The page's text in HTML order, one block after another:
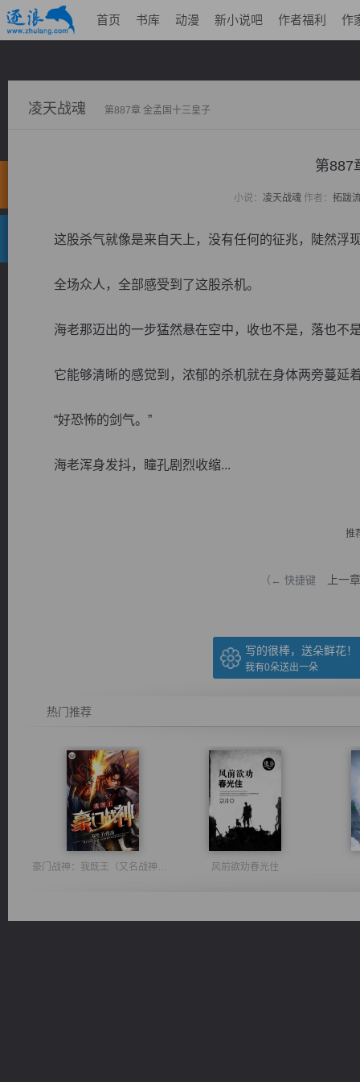
首页 书库 动漫 新小说吧 作者福利 作
凌天战魂 第887章 金孟国十三皇子
第887
小说： 凌天战魂作者： 拓跋
这股杀气就像是来自天上，没有任何的征兆，陡然浮
全场众人，全部感受到了这股杀机。
海老那迈出的一步猛然悬在空中，收也不是，落也不
它能够清晰的感觉到，浓郁的杀机就在身体两旁蔓延
“好恐怖的剑气。”
海老浑身发抖，瞳孔剧烈收缩...
推
（← 快捷键 上一章
写的很棒，送朵鲜花！
我有0朵送出一朵
热门推荐
豪门战神：我既王（又名战神归来不败神婿修罗战神） 风前欲劝春光住